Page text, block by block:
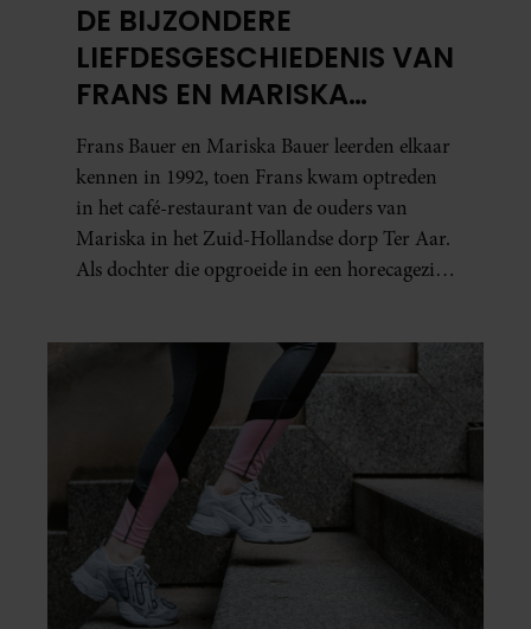
DE BIJZONDERE
LIEFDESGESCHIEDENIS VAN
FRANS EN MARISKA
BAUER: OOK IN BED
ELKAARS EERSTE
Frans Bauer en Mariska Bauer leerden elkaar
kennen in 1992, toen Frans kwam optreden
in het café-restaurant van de ouders van
Mariska in het Zuid-Hollandse dorp Ter Aar.
Als dochter die opgroeide in een horecagezin